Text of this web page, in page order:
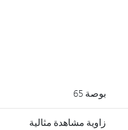
بوصة 65
زاوية مشاهدة مثالية